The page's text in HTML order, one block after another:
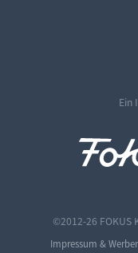
Ein
©2012-26 FOKUS
Impressum &